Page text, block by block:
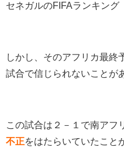
セネガルのFIFAランキング
しかし、そのアフリカ最終
試合で信じられないことが
この試合は２－１で南アフ
不正をはたらいていたこと